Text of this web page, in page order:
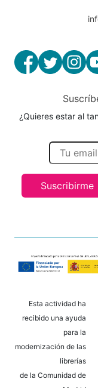
¿Quieres estar al
Suscribirme
Esta actividad ha
recibido una ayuda
para la
modernización de las
librerías
de la Comunidad de